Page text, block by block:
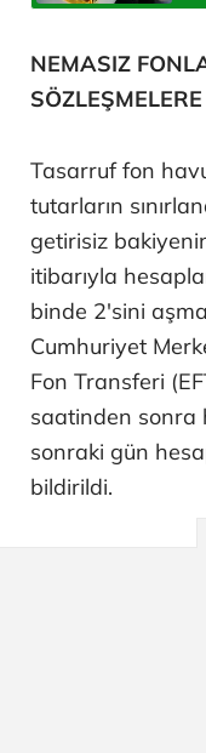
NEMASIZ
Tasarruf fon
tutarların
getirisiz
itibarıyla
binde 2'sini
Cumhuriyet
Fon Transferi
saatinden sonra
sonraki gün
bildirildi.